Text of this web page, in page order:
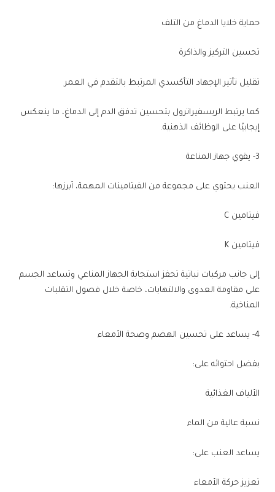
حماية خلايا الدماغ من التلف
تحسين التركيز والذاكرة
تقليل تأثير الإجهاد التأكسدي المرتبط بالتقدم في العمر
كما يرتبط الريسفيراترول بتحسين تدفق الدم إلى الدماغ، ما ينعكس
إيجابيًا على الوظائف الذهنية.
3- يقوي جهاز المناعة
العنب يحتوي على مجموعة من الفيتامينات المهمة، أبرزها:
فيتامين C
فيتامين K
إلى جانب مركبات نباتية تحفز استجابة الجهاز المناعي وتساعد الجسم
على مقاومة العدوى والالتهابات، خاصة خلال فصول التقلبات
المناخية.
4- يساعد على تحسين الهضم وصحة الأمعاء
بفضل احتوائه على:
الألياف الغذائية
نسبة عالية من الماء
يساعد العنب على:
تعزيز حركة الأمعاء